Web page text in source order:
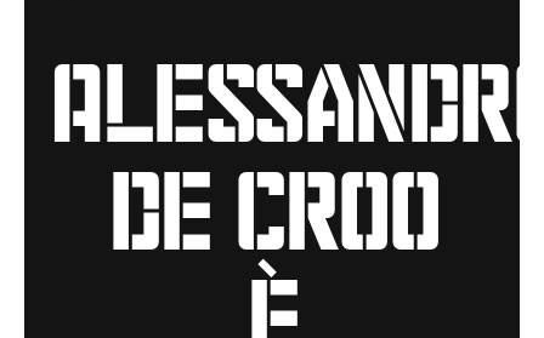
de croo
è